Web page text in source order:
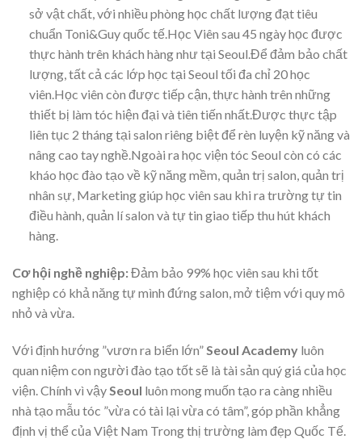
sở vật chất, với nhiều phòng học chất lượng đạt tiêu
chuẩn Toni&Guy quốc tế.Học Viên sau 45 ngày học được
thực hành trên khách hàng như tại Seoul.Để đảm bảo chất
lượng, tất cả các lớp học tại Seoul tối đa chỉ 20 học
viên.Học viên còn được tiếp cận, thực hành trên những
thiết bị làm tóc hiện đại và tiên tiến nhất.Được thực tập
liên tục 2 tháng tại salon riêng biệt để rèn luyện kỹ năng và
nâng cao tay nghề.Ngoài ra học viện tóc Seoul còn có các
kháo học đào tạo về kỹ năng mềm, quản trị salon, quản trị
nhân sự, Marketing giúp học viên sau khi ra trường tự tin
điều hành, quản lí salon và tự tin giao tiếp thu hút khách
hàng.
Cơ hội nghề nghiệp:Đảm bảo 99% học viên sau khi tốt
nghiệp có khả năng tự mình đứng salon, mở tiệm với quy mô
nhỏ và vừa.
Với định hướng ”vươn ra biển lớn” Seoul Academy luôn
quan niệm con người đào tạo tốt sẽ là tài sản quý giá của học
viện. Chính vì vậy Seoul luôn mong muốn tạo ra càng nhiều
nhà tạo mẫu tóc ”vừa có tài lại vừa có tâm”, góp phần khẳng
định vị thể của Việt Nam Trong thị trường làm đẹp Quốc Tế.